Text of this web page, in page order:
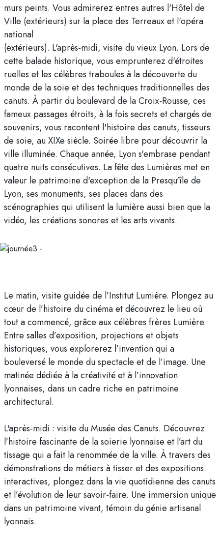
murs peints. Vous admirerez entres autres l'Hôtel de
Ville (extérieurs) sur la place des Terreaux et l'opéra
national
(extérieurs). L'après-midi, visite du vieux Lyon. Lors de
cette balade historique, vous emprunterez d'étroites
ruelles et les célèbres traboules à la découverte du
monde de la soie et des techniques traditionnelles des
canuts. À partir du boulevard de la Croix-Rousse, ces
fameux passages étroits, à la fois secrets et chargés de
souvenirs, vous racontent l'histoire des canuts, tisseurs
de soie, au XIXe siècle. Soirée libre pour découvrir la
ville illuminée. Chaque année, Lyon s'embrase pendant
quatre nuits consécutives. La fête des Lumières met en
valeur le patrimoine d'exception de la Presqu'île de
Lyon, ses monuments, ses places dans des
scénographies qui utilisent la lumière aussi bien que la
vidéo, les créations sonores et les arts vivants.
Le matin, visite guidée de l’Institut Lumière. Plongez au
cœur de l’histoire du cinéma et découvrez le lieu où
tout a commencé, grâce aux célèbres frères Lumière.
Entre salles d’exposition, projections et objets
historiques, vous explorerez l’invention qui a
bouleversé le monde du spectacle et de l’image. Une
matinée dédiée à la créativité et à l’innovation
lyonnaises, dans un cadre riche en patrimoine
architectural.
L'après-midi : visite du Musée des Canuts. Découvrez
l’histoire fascinante de la soierie lyonnaise et l’art du
tissage qui a fait la renommée de la ville. À travers des
démonstrations de métiers à tisser et des expositions
interactives, plongez dans la vie quotidienne des canuts
et l’évolution de leur savoir-faire. Une immersion unique
dans un patrimoine vivant, témoin du génie artisanal
lyonnais.